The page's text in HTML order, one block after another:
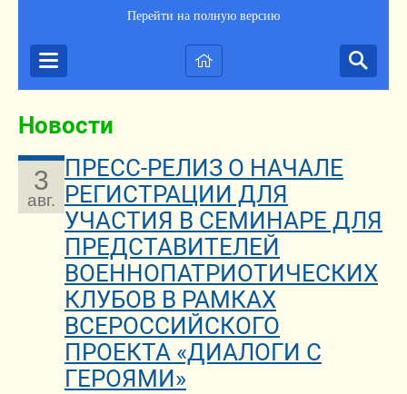
Перейти на полную версию
Новости
3
авг.
ПРЕСС-РЕЛИЗ О НАЧАЛЕ
РЕГИСТРАЦИИ ДЛЯ
УЧАСТИЯ В СЕМИНАРЕ ДЛЯ
ПРЕДСТАВИТЕЛЕЙ
ВОЕННОПАТРИОТИЧЕСКИХ
КЛУБОВ В РАМКАХ
ВСЕРОССИЙСКОГО
ПРОЕКТА «ДИАЛОГИ С
ГЕРОЯМИ»